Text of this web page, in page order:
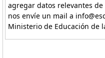
agregar datos relevantes
nos envíe un mail a
Ministerio de Educación de